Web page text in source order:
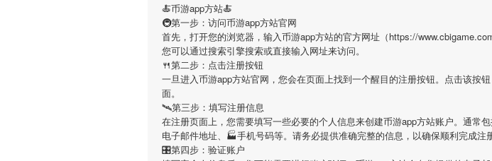
🍝币游app方站🍝
🚇第一步：访问币游app方站官网
首先，打开您的浏览器，输入币游app方站的官方网址（https://
您可以通过搜索引擎搜索或直接输入网址来访问。
🍴第二步：点击注册按钮
一旦进入币游app方站官网，您会在页面上找到一个醒目的注册按钮。点击该按
面。
🛰第三步：填写注册信息
在注册页面上，您需要填写一些必要的个人信息来创建币游app方站账户。通常
电子邮件地址、🏭手机号码等。请务必提供准确完整的信息，以确保顺利完成注册
🎛第四步：验证账户